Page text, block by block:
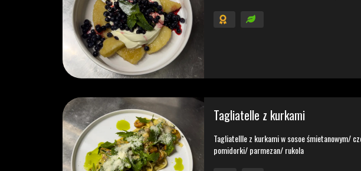
Tagliatelle z kurkami
Tagliatellle z kurkami w sosoe śmietanowym/
pomidorki/ parmezan/ rukola